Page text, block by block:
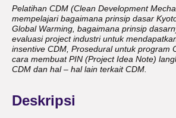
Pelatihan CDM (Clean Development
mempelajari bagaimana prinsip dasar
Global Warming, bagaimana prinsip
evaluasi project industri untuk
insentive CDM, Prosedural untuk program
cara membuat PIN (Project Idea Note)
CDM dan hal – hal lain terkait CDM.
Deskripsi